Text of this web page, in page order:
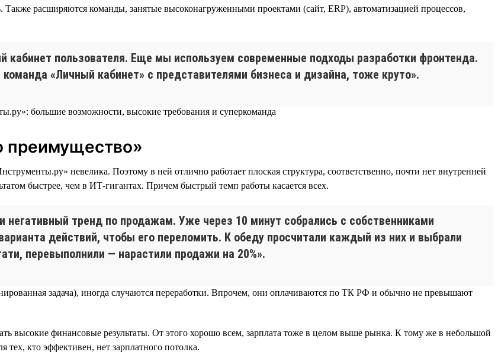
Также расширяются команды, занятые высоконагруженными проектами (сайт, ERP), автоматизацией процессов,
пользователя. Еще мы используем современные подходы разработки фронтенда.
«Личный кабинет» с представителями бизнеса и дизайна, тоже круто».
преимущество»
невелика. Поэтому в ней отлично работает плоская структура, соответственно, почти нет внутренней
быстрее, чем в ИТ-гигантах. Причем быстрый темп работы касается всех.
тренд по продажам. Уже через 10 минут собрались с собственниками
действий, чтобы его переломить. К обеду просчитали каждый из них и выбрали
перевыполнили — нарастили продажи на 20%».
задача), иногда случаются переработки. Впрочем, они оплачиваются по ТК РФ и обычно не превышают
высокие финансовые результаты. От этого хорошо всем, зарплата тоже в целом выше рынка. К тому же в небольшой
кто эффективен, нет зарплатного потолка.